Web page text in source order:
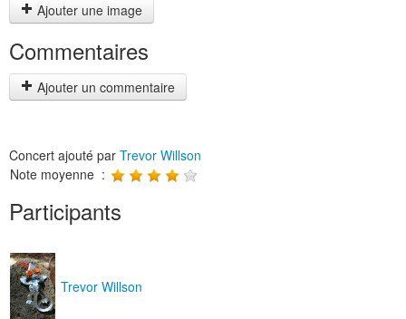
Ajouter une image
Commentaires
Ajouter un commentaire
Concert ajouté par Trevor Willson
Note moyenne :
Participants
Trevor Willson